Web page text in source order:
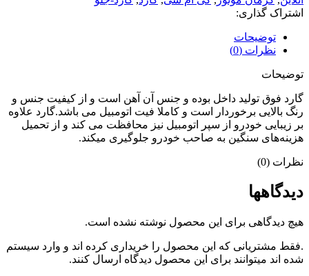
اشتراک گذاری:
توضیحات
نظرات (0)
توضیحات
گارد فوق تولید داخل بوده و جنس آن آهن است و از کیفیت جنس و
رنگ بالایی برخوردار است و کاملا فیت اتومبیل می باشد.گارد علاوه
بر زیبایی خودرو از سپر اتومبیل نیز محافظت می کند و از تحمیل
هزینه‌های سنگین به صاحب خودرو جلوگیری میکند.
نظرات (0)
دیدگاهها
هیچ دیدگاهی برای این محصول نوشته نشده است.
.فقط مشتریانی که این محصول را خریداری کرده اند و وارد سیستم
شده اند میتوانند برای این محصول دیدگاه ارسال کنند.